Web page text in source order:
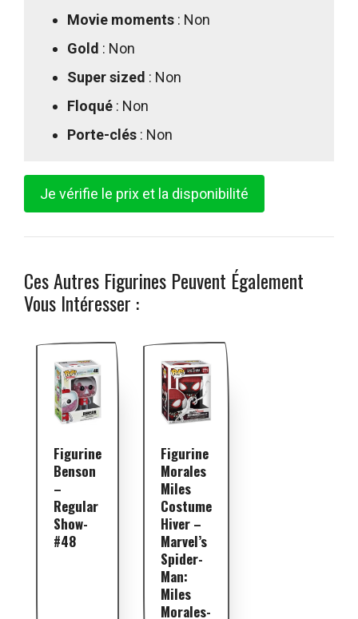
Movie moments : Non
Gold : Non
Super sized : Non
Floqué : Non
Porte-clés : Non
Je vérifie le prix et la disponibilité
Ces Autres Figurines Peuvent Également
Vous Intéresser :
Figurine
Benson
–
Regular
Show-
#48
Figurine
Morales
Miles
Costume
Hiver –
Marvel’s
Spider-
Man:
Miles
Morales-